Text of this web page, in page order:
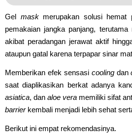
Gel maskmerupakan solusi hemat
pemakaian jangka panjang, terutama
akibat peradangan jerawat aktif
ataupun gatal karena terpapar sinar
Memberikan efek sensasi coolingdan
saat diaplikasikan berkat adanya
asiatica, dan aloe vera memiliki sifat
barrierkembali menjadi lebih sehat
Berikut ini empat rekomendasinya.